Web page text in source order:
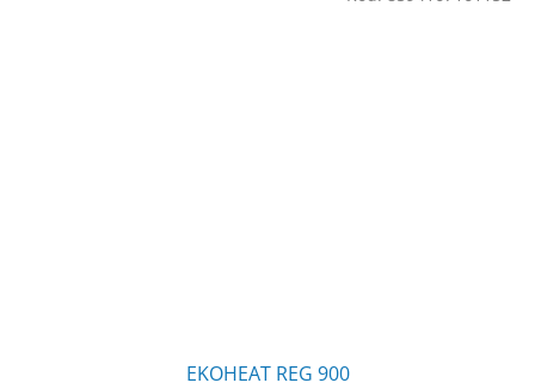
EKOHEAT REG 900